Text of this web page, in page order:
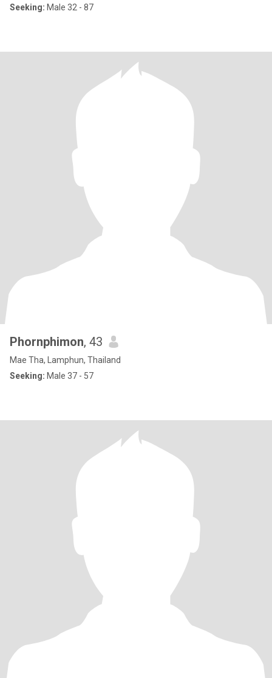
Seeking: Male 32 - 87
Phornphimon, 43
Mae Tha, Lamphun, Thailand
Seeking: Male 37 - 57